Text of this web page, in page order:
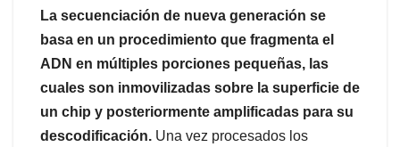
La secuenciación de nueva generación se
basa en un procedimiento que fragmenta el
ADN en múltiples porciones pequeñas, las
cuales son inmovilizadas sobre la superficie de
un chip y posteriormente amplificadas para su
descodificación. Una vez procesados los